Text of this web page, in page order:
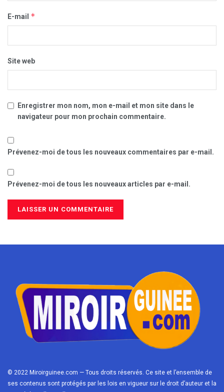
E-mail *
Site web
Enregistrer mon nom, mon e-mail et mon site dans le
navigateur pour mon prochain commentaire.
Prévenez-moi de tous les nouveaux commentaires par e-mail.
Prévenez-moi de tous les nouveaux articles par e-mail.
© 2022 Miroirguinee.com — Tous droits réservés. Ce site et l’ensemble de
ses contenus sont protégés par les lois en vigueur sur le droit d’auteur et la